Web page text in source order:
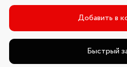
Добавить в
Быстрый